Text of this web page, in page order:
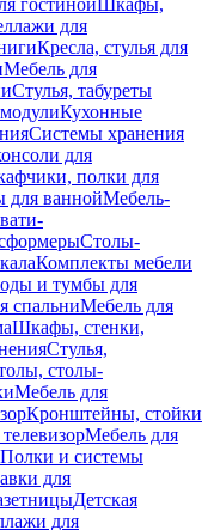
гостинойШкафы,
для
Кресла, стулья для
Мебель для
Стулья, табуреты
Кухонные
Системы хранения
для
полки для
для ваннойМебель-
Столы-
Комплекты мебели
и тумбы для
спальниМебель для
Шкафы, стенки,
Стулья,
столы-
Мебель для
Кронштейны, стойки
Мебель для
Полки и системы
для
Детская
для